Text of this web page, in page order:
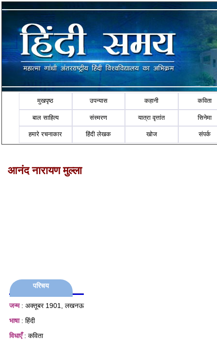
मुखपृष्ठ उपन्यास कहानी कविता
बाल साहित्य संस्मरण यात्रा वृत्तांत सिनेमा
हमारे रचनाकार हिंदी लेखक खोज संपर्क
आनंद नारायण मुल्‍ला
परिचय
जन्म: अक्तूबर 1901, लखनऊ
भाषा: हिंदी
विधाएँ: कविता